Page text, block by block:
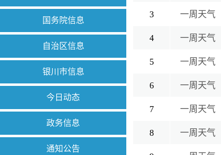
国务院信息
自治区信息
银川市信息
今日动态
政务信息
通知公告
3 一周天气
4 一周天气
5 一周天气
6 一周天气
7 一周天气
8 一周天气